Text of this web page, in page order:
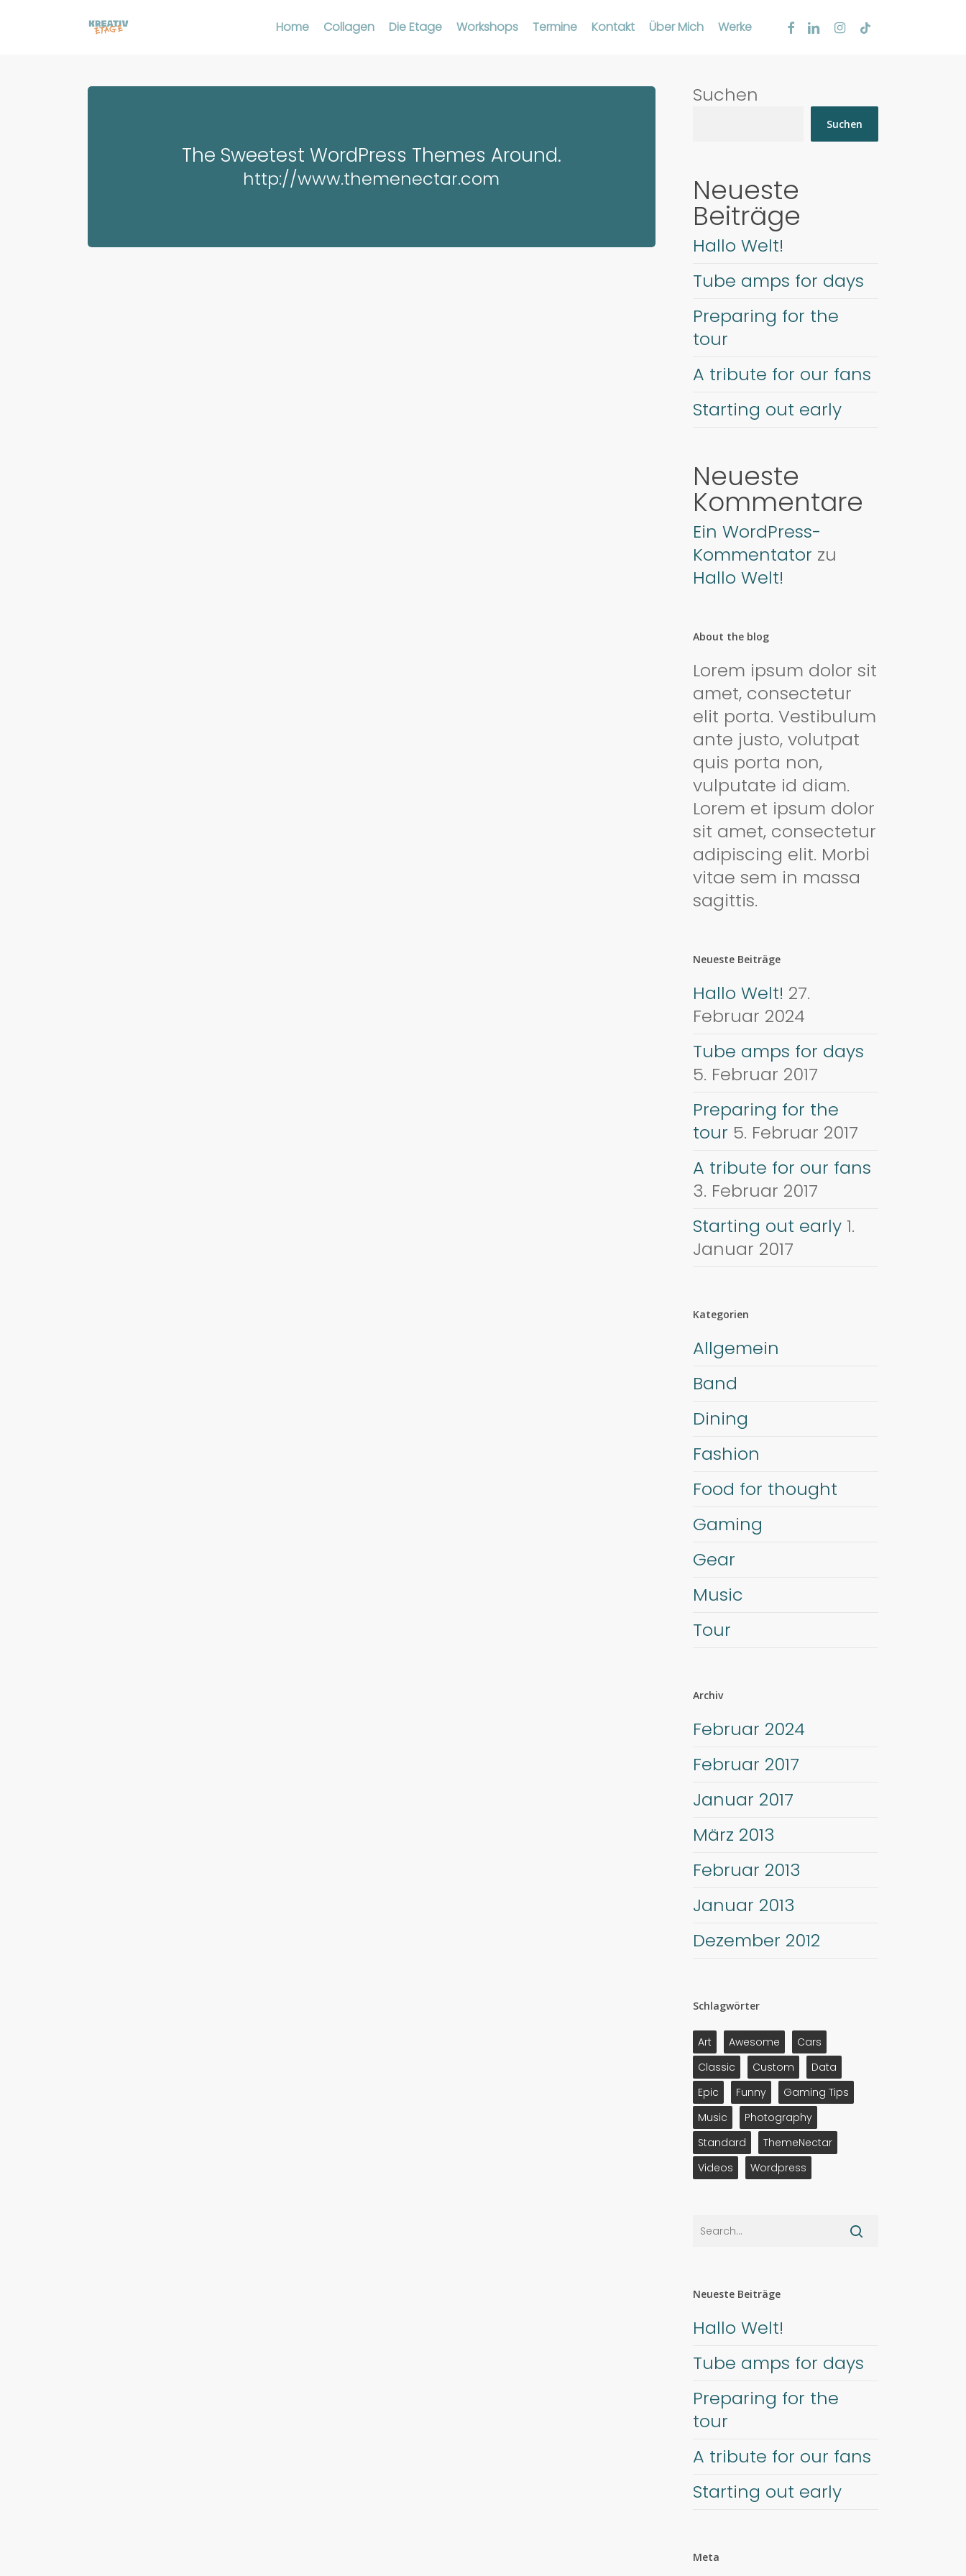
Home Collagen Die Etage Workshops Termine Kontakt Über Mich Werke facebook
linkedininstagram
tiktok
The Sweetest WordPress Themes Around.
http://www.themenectar.com
Suchen
Suchen
Neueste
Beiträge
Hallo Welt!
Tube amps for days
Preparing for the
tour
A tribute for our fans
Starting out early
Neueste
Kommentare
Ein WordPress-
Kommentator zu
Hallo Welt!
About the blog
Lorem ipsum dolor sit
amet, consectetur
elit porta. Vestibulum
ante justo, volutpat
quis porta non,
vulputate id diam.
Lorem et ipsum dolor
sit amet, consectetur
adipiscing elit. Morbi
vitae sem in massa
sagittis.
Neueste Beiträge
Hallo Welt! 27.
Februar 2024
Tube amps for days
5. Februar 2017
Preparing for the
tour 5. Februar 2017
A tribute for our fans
3. Februar 2017
Starting out early 1.
Januar 2017
Kategorien
Allgemein
Band
Dining
Fashion
Food for thought
Gaming
Gear
Music
Tour
Archiv
Februar 2024
Februar 2017
Januar 2017
März 2013
Februar 2013
Januar 2013
Dezember 2012
Schlagwörter
Art Awesome
Cars
Classic
Custom
Data
Epic
Funny
Gaming Tips
Music
Photography
Standard
ThemeNectar
Videos
Wordpress
Neueste Beiträge
Hallo Welt!
Tube amps for days
Preparing for the
tour
A tribute for our fans
Starting out early
Meta